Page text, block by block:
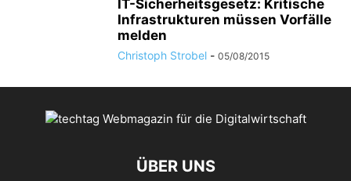
IT-Sicherheitsgesetz: Kritische
Infrastrukturen müssen Vorfälle
melden
Christoph Strobel - 05/08/2015
ÜBER UNS